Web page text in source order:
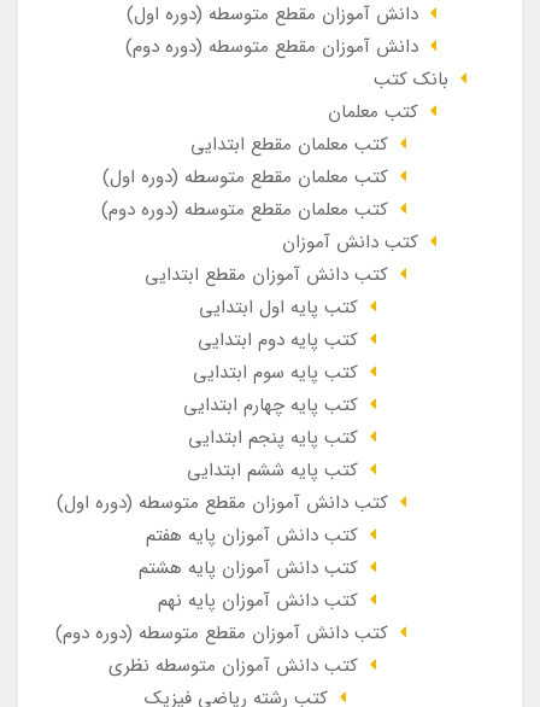
دانش آموزان مقطع متوسطه (دوره اول)
دانش آموزان مقطع متوسطه (دوره دوم)
بانک کتب
کتب معلمان
کتب معلمان مقطع ابتدایی
کتب معلمان مقطع متوسطه (دوره اول)
کتب معلمان مقطع متوسطه (دوره دوم)
کتب دانش آموزان
کتب دانش آموزان مقطع ابتدایی
کتب پایه اول ابتدایی
کتب پایه دوم ابتدایی
کتب پایه سوم ابتدایی
کتب پایه چهارم ابتدایی
کتب پایه پنجم ابتدایی
کتب پایه ششم ابتدایی
کتب دانش آموزان مقطع متوسطه (دوره اول)
کتب دانش آموزان پایه هفتم
کتب دانش آموزان پایه هشتم
کتب دانش آموزان پایه نهم
کتب دانش آموزان مقطع متوسطه (دوره دوم)
کتب دانش آموزان متوسطه نظری
کتب رشته ریاضی فیزیک